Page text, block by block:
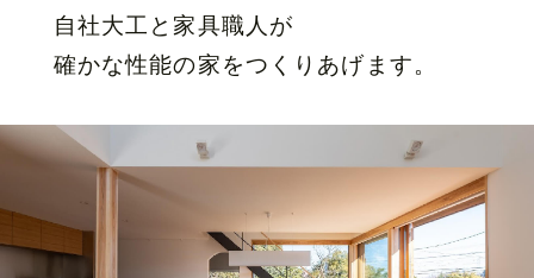
自社大工と家具職人が
確かな性能の家をつくりあげます。